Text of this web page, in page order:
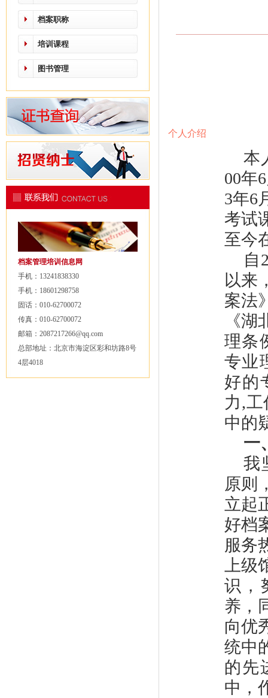
档案职称
培训课程
图书管理
档案管理培训信息网
手机：13241838330
手机：18601298758
固话：010-62700072
传真：010-62700072
邮箱：2087217266@qq.com
总部地址：北京市海淀区彩和坊路8号
4层4018
个人介绍
本
00年
3年6
考试
至今
自
以来
案法
《
理条
专业
好的
力,
中的
一
我
原则
立起
好档
服务
上
识，
养，
向优
统中
的先
中，